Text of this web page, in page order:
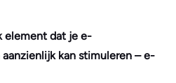
element dat je e-
kan stimuleren – e-